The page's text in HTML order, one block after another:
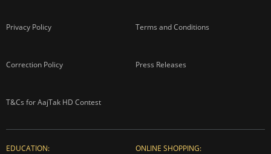
Privacy Policy Terms and Conditions
Correction Policy Press Releases
T&Cs for AajTak HD Contest
EDUCATION: ONLINE SHOPPING: